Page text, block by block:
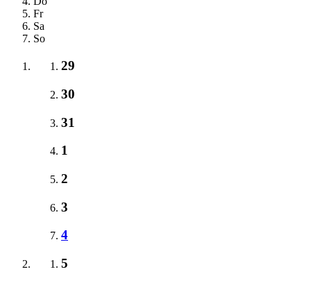
Fr
Sa
So
29
30
31
1
2
3
4
5